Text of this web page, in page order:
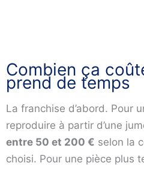
Combien ça
prend de temps
La franchise d’abord. Pour
reproduire à partir d’une
entre 50 et 200 € selon la
choisi. Pour une pièce plus